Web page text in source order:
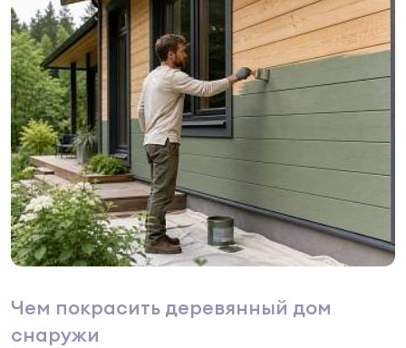
Чем покрасить деревянный дом
снаружи